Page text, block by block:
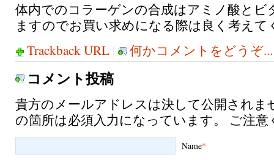
体内でのコラーゲンの合成はアミノ酸とビ
ますのでお買い求めになる際は良く考えて
Trackback URL | 何かコメントをどうぞ...
コメント投稿
貴方のメールアドレスは決して公開されま
の箇所は必須入力になっています。 ご注
Name*